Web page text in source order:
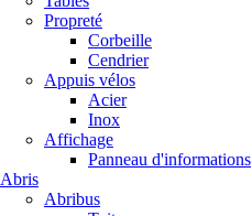
Propreté
Corbeille
Cendrier
Appuis vélos
Acier
Inox
Affichage
Panneau d'informations
Abris
Abribus